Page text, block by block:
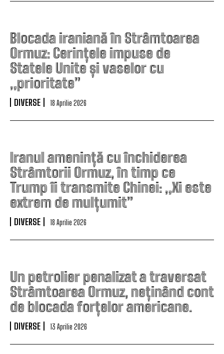
Blocada iraniană în Strâmtoarea
Ormuz: Cerințele impuse de
Statele Unite și vaselor cu
„prioritate”
DIVERSE 18 Aprilie 2026
Iranul amenință cu închiderea
Strâmtorii Ormuz, în timp ce
Trump îi transmite Chinei: „Xi este
extrem de mulțumit”
DIVERSE 18 Aprilie 2026
Un petrolier penalizat a traversat
Strâmtoarea Ormuz, neținând cont
de blocada forțelor americane.
DIVERSE 13 Aprilie 2026